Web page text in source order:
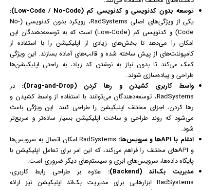
توسعه بدون کدنویسی و کدنویسی کم (Low-Code / No-Code):
یکی از ویژگی‌های اصلی RadSystems، رویکرد بدون کدنویسی (No-
Code) و کدنویسی کم (Low-Code) است که به توسعه‌دهندگان این
امکان را می‌دهد تا بخش‌های زیادی از اپلیکیشن را با استفاده از
کامپوننت‌های از پیش ساخته شده و قالب‌های آماده بسازند. این ویژگی
کمک می‌کند تا بدون نیاز به نوشتن کد زیاد، به راحتی اپلیکیشن‌ها
طراحی و پیاده‌سازی شوند.
واسط کاربری کشیدن و رها کردن (Drag-and-Drop):
در
RadSystems، توسعه‌دهندگان می‌توانند با استفاده از واسط کشیدن و
رها کردن، اجزای مختلف اپلیکیشن را طراحی کنند. این ویژگی باعث
می‌شود که روند طراحی و ساخت اپلیکیشن بسیار ساده‌تر و سریع‌تر
شود.
ادغام با APIها و سرویس‌ها:
RadSystems امکان اتصال به سرویس‌ها
و APIهای مختلف را فراهم می‌کند، که این امر برای تعامل اپلیکیشن با
پایگاه داده‌ها، سرویس‌های ابری و سیستم‌های دیگر ضروری است.
مدیریت بک‌اند (Backend):
علاوه بر طراحی رابط کاربری،
RadSystems ابزارهایی برای مدیریت بک‌اند اپلیکیشن نیز ارائه